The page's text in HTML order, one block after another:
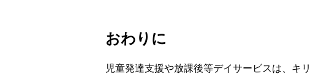
おわりに
児童発達支援や放課後等デイサービスは、キ